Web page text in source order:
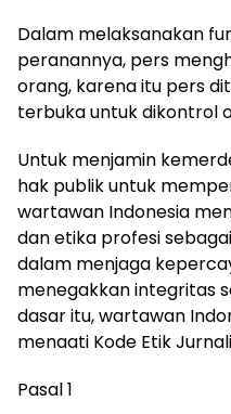
Dalam melaksanakan
peranannya, pers
orang, karena itu pers
terbuka untuk dikontrol
Untuk menjamin
hak publik untuk
wartawan Indonesia
dan etika profesi
dalam menjaga
menegakkan integritas
dasar itu, wartawan
menaati Kode Etik
Pasal 1